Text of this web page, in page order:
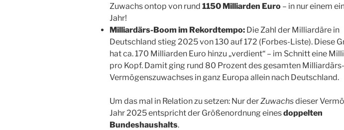
Zuwachs ontop von rund 1150 Milliarden Euro – in nur einem
Jahr!
Milliardärs-Boom im Rekordtempo: Die Zahl der Milliardäre in
Deutschland stieg 2025 von 130 auf 172 (Forbes-Liste). Diese
hat ca. 170 Milliarden Euro hinzu „verdient“ – im Schnitt eine
pro Kopf. Damit ging rund 80 Prozent des gesamten Milliardärs-
Vermögenszuwachses in ganz Europa allein nach Deutschland.
Um das mal in Relation zu setzen: Nur derZuwachsdieser
Jahr 2025 entspricht der Größenordnung einesdoppelten
Bundeshaushalts.